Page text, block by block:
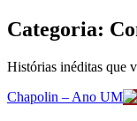
Categoria:
Histórias inéditas que
Chapolin – Ano UM